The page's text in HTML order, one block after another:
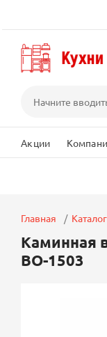
Акции
Главная
Каминная
ВО-1503